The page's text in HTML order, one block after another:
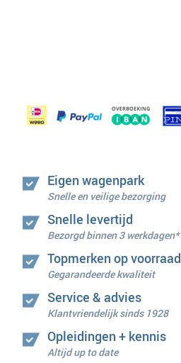
Eigen wagenpark
Snelle en veilige bezorging
Snelle levertijd
Bezorgd binnen 3 werkdagen*
Topmerken op voorraad
Gegarandeerde kwaliteit
Service & advies
Klantvriendelijk sinds 1928
Opleidingen + kennis
Altijd up to date